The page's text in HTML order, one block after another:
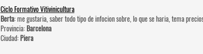
Ciclo Formativo Vitivinicultura
Berta: me gustaria, saber todo tipo de infocion sobre, lo que se haria, tema
Provincia:Barcelona
Ciudad:Piera